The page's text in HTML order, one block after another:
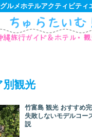
グルメホテルアクティビティ
別観光
竹富島 観光 おすすめ
失敗しないモデルコー
説